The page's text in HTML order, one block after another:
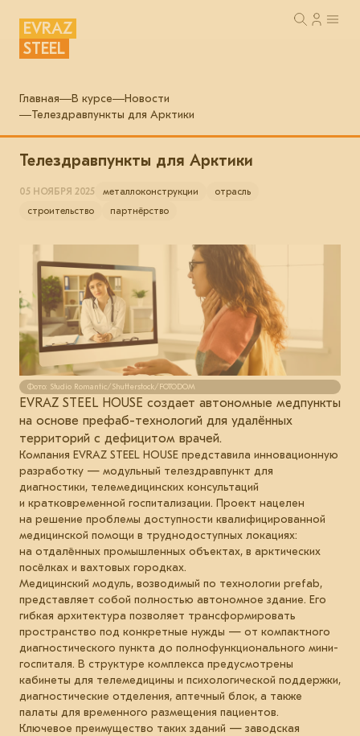
EVRAZ
STEEL
Главная В курсе
Новости
Телездравпункты для Арктики
Телездравпункты для Арктики
05 НОЯБРЯ 2025 металлоконструкции
отрасль
строительство
партнёрство
Фото: Studio Romantic/Shutterstock/FOTODOM
EVRAZ STEEL HOUSE создает автономные медпункты
на основе префаб-технологий для удалённых
территорий с дефицитом врачей.
Компания EVRAZ STEEL HOUSE представила инновационную
разработку — модульный телездравпункт для
диагностики, телемедицинских консультаций
и кратковременной госпитализации. Проект нацелен
на решение проблемы доступности квалифицированной
медицинской помощи в труднодоступных локациях:
на отдалённых промышленных объектах, в арктических
посёлках и вахтовых городках.
Медицинский модуль, возводимый по технологии prefab,
представляет собой полностью автономное здание. Его
гибкая архитектура позволяет трансформировать
пространство под конкретные нужды — от компактного
диагностического пункта до полнофункционального мини-
госпиталя. В структуре комплекса предусмотрены
кабинеты для телемедицины и психологической поддержки,
диагностические отделения, аптечный блок, а также
палаты для временного размещения пациентов.
Ключевое преимущество таких зданий — заводская